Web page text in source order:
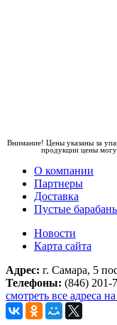
Внимание! Цены указаны за
продукции цены
О компании
Партнеры
Доставка
Пустые
Новости
Карта сайта
Адрес: г. Самара, 5
Телефоны: (846) 201-
смотреть все адреса